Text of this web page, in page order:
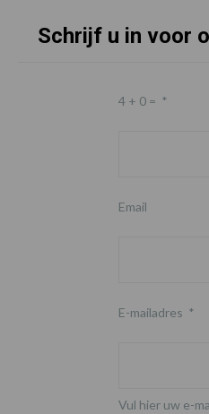
Schrijf u in voor
4 + 0 = *
Email
E-mailadres *
Vul hier uw e-